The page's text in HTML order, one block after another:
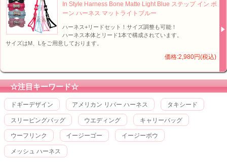
In Style Harness Bone Matte Light Blue ステップ イン ボ
ーン ハーネス マットライトブルー
ハーネス+リードセット！サイズ調整も可能！
ハーネス本体とリード1本で構成されています。
サイズはM、Lをご用意しております。
価格:2,980円(税込)
☆注目キーワード☆
ドギーデザイン アメリカン リバー ハーネス タキシード
スリーピングバッグ ウエディング キャリーバッグ
ウーフリンク イージーゴー イージーボウ
メッシュ ハーネス